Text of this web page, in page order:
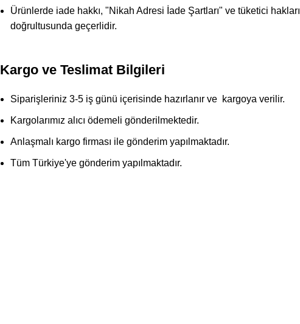
Ürünlerde iade hakkı, "Nikah Adresi İade Şartları" ve tüketici hakları
doğrultusunda geçerlidir.
Kargo ve Teslimat Bilgileri
Siparişleriniz 3-5 iş günü içerisinde hazırlanır ve kargoya verilir.
Kargolarımız alıcı ödemeli gönderilmektedir.
Anlaşmalı kargo firması ile gönderim yapılmaktadır.
Tüm Türkiye'ye gönderim yapılmaktadır.